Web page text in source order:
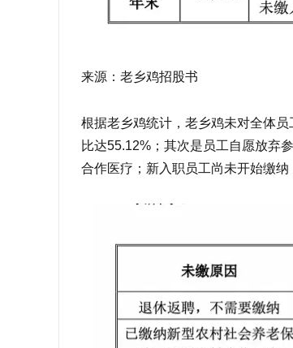
来源：老乡鸡招股书
根据老乡鸡统计，老乡鸡未对全体
比达55.12%；其次是员工自愿放弃
合作医疗；新入职员工尚未开始缴